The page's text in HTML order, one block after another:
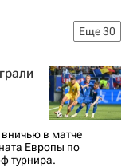
Еще30
Албания
в матче
Европы по
турнира.